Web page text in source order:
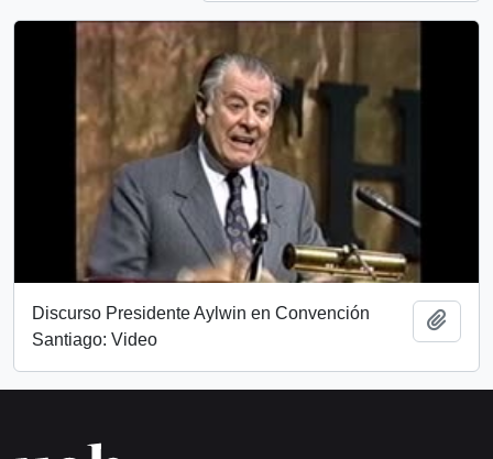
Discurso Presidente Aylwin en Convención
Santiago: Video